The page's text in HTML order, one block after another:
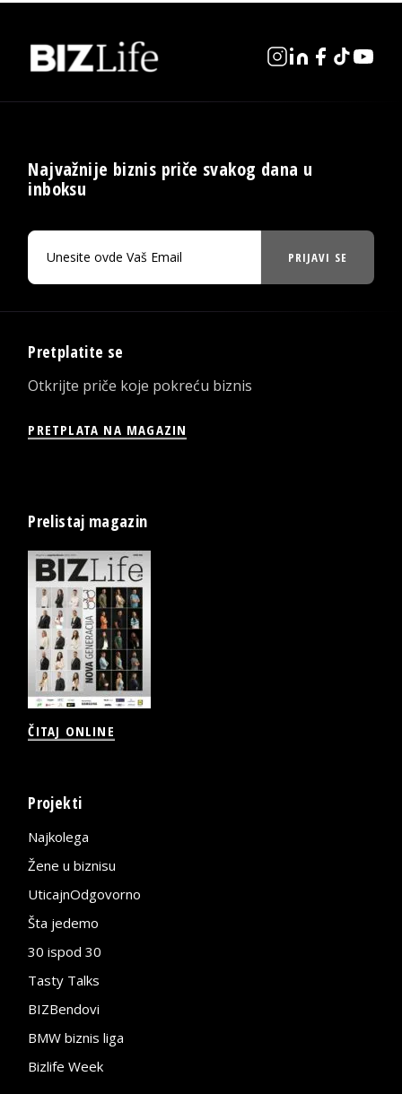
Najvažnije biznis priče svakog dana u
inboksu
PRIJAVI SE
Pretplatite se
Otkrijte priče koje pokreću biznis
PRETPLATA NA MAGAZIN
Prelistaj magazin
ČITAJ ONLINE
Projekti
Najkolega
Žene u biznisu
UticajnOdgovorno
Šta jedemo
30 ispod 30
Tasty Talks
BIZBendovi
BMW biznis liga
Bizlife Week